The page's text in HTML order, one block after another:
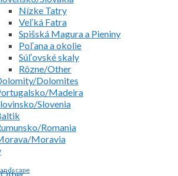
Nízke Tatry
Veľká Fatra
Spišská Magura a Pieniny
Poľana a okolie
Súľovské skaly
Rôzne/Other
Dolomites
Madeira
Slovenia
Romania
Moravia